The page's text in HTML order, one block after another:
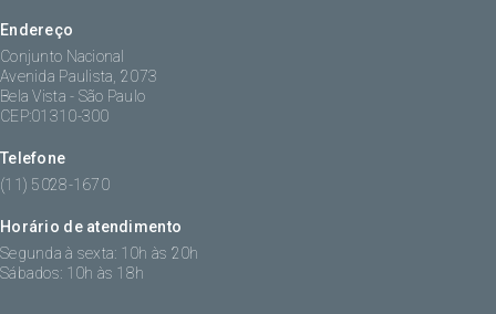
Endereço
Conjunto Nacional
Avenida Paulista, 2073
Bela Vista - São Paulo
CEP:01310-300
Telefone
(11) 5028-1670
Horário de atendimento
Segunda à sexta: 10h às 20h
Sábados: 10h às 18h